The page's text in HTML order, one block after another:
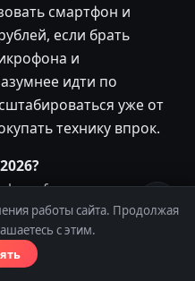
смартфон и
если брать
и
идти по
уже от
технику впрок.
long-form — для
для тестов:
логику платформ:
расширять
работы сайта. Продолжая
с этим.